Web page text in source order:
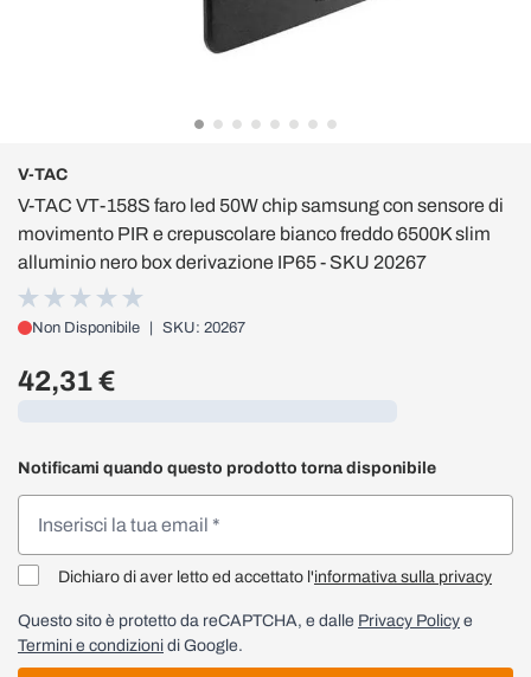
V-TAC
V-TAC VT-158S faro led 50W chip samsung con sensore di
movimento PIR e crepuscolare bianco freddo 6500K slim
alluminio nero box derivazione IP65 - SKU 20267
Non Disponibile SKU: 20267
42,31 €
Notificami quando questo prodotto torna disponibile
Dichiaro di aver letto ed accettato l'informativa sulla privacy
Questo sito è protetto da reCAPTCHA, e dalle Privacy Policy e
Termini e condizioni di Google.